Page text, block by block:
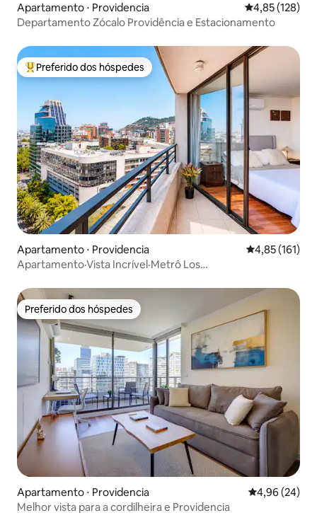
Apartamento ⋅ Providencia 4,85 de uma
4,85 (128)
Departamento Zócalo Providência e Estacionamento
Entre os melhores preferidos dos hóspedes
Preferido dos hóspedes
Apartamento ⋅ Providencia 4,85 de uma
4,85 (161)
Apartamento·Vista Incrível·Metrô Los
Preferido dos hóspedes
Preferido dos hóspedes
Apartamento ⋅ Providencia 4,96 de uma
4,96 (24)
Melhor vista para a cordilheira e Providencia